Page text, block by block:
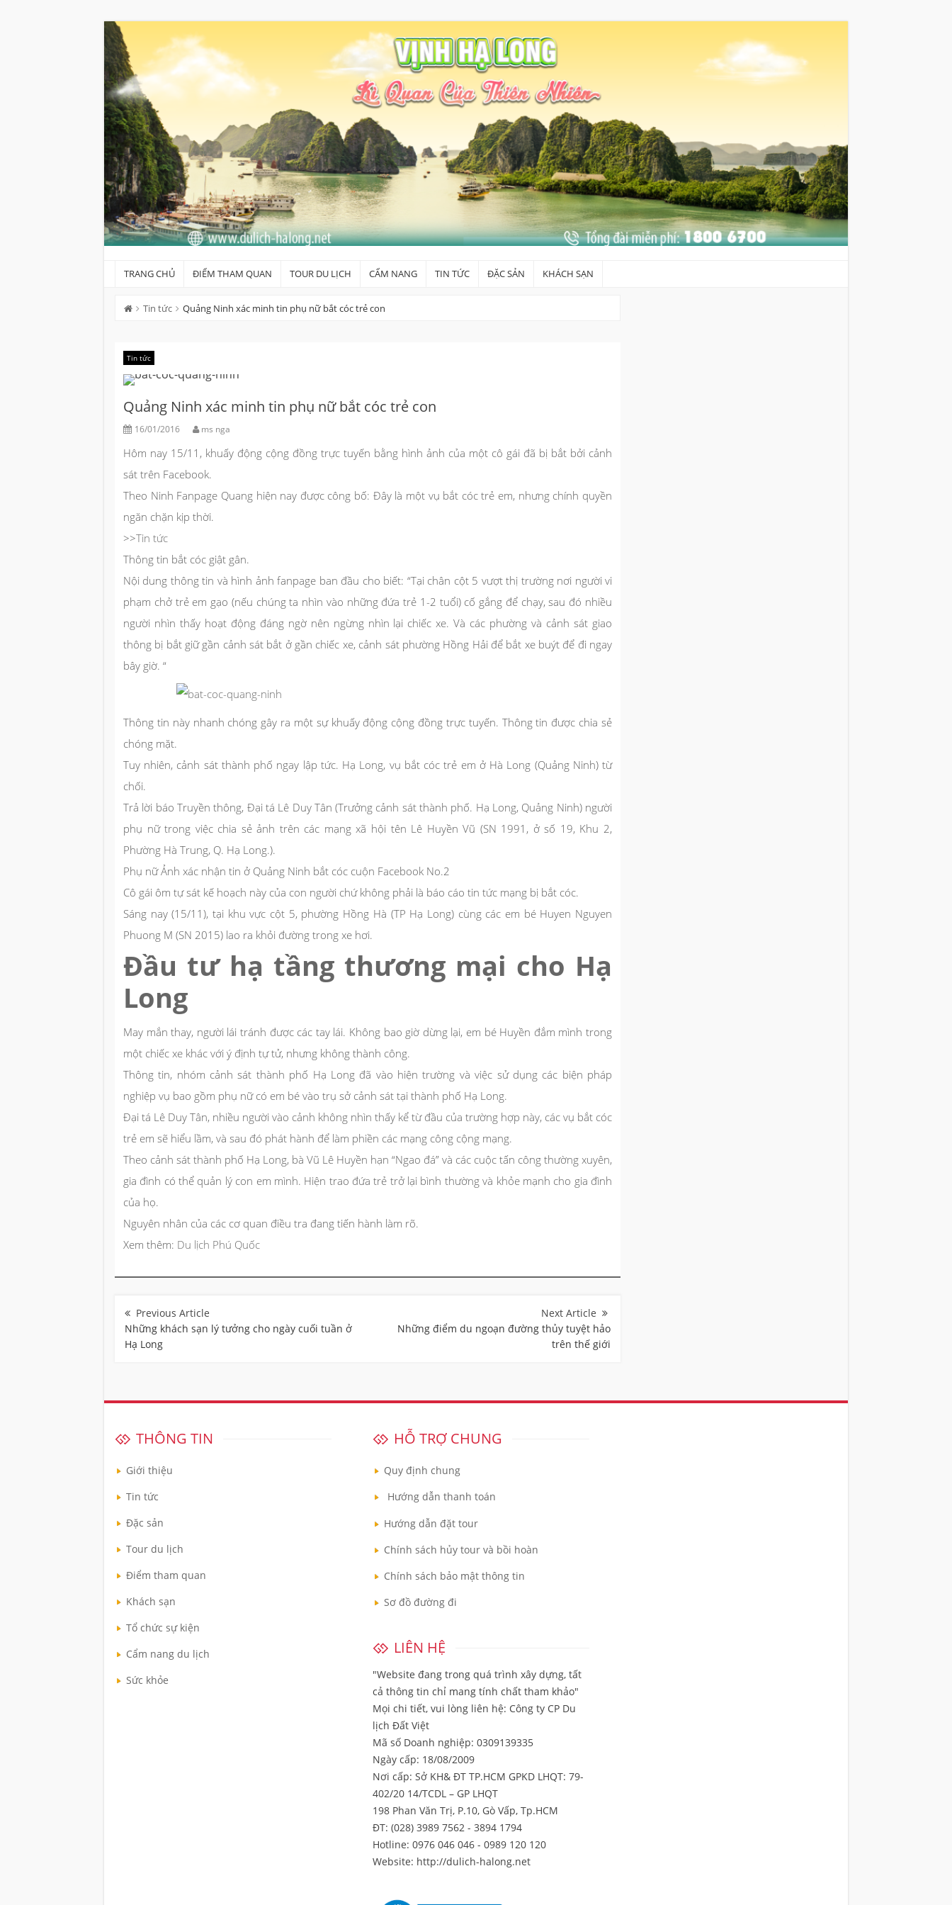
Skip
to
content
TRANG CHỦ ĐIỂM THAM QUAN TOUR DU LỊCH CẨM NANG TIN TỨC ĐẶC SẢN KHÁCH SẠN
Tin tức Quảng Ninh xác minh tin phụ nữ bắt cóc trẻ con
Tin tức
Quảng Ninh xác minh tin phụ nữ bắt cóc trẻ con
16/01/2016 ms nga
Hôm nay 15/11, khuấy động cộng đồng trực tuyến bằng hình ảnh của một cô gái đã bị bắt bởi cảnh
sát trên Facebook.
Theo Ninh Fanpage Quang hiện nay được công bố: Đây là một vụ bắt cóc trẻ em, nhưng chính quyền
ngăn chặn kịp thời.
>>Tin tức
Thông tin bắt cóc giật gân.
Nội dung thông tin và hình ảnh fanpage ban đầu cho biết: “Tại chân cột 5 vượt thị trường nơi người vi
phạm chở trẻ em gạo (nếu chúng ta nhìn vào những đứa trẻ 1-2 tuổi) cố gắng để chạy, sau đó nhiều
người nhìn thấy hoạt động đáng ngờ nên ngừng nhìn lại chiếc xe. Và các phường và cảnh sát giao
thông bị bắt giữ gần cảnh sát bắt ở gần chiếc xe, cảnh sát phường Hồng Hải để bắt xe buýt để đi ngay
bây giờ. “
Thông tin này nhanh chóng gây ra một sự khuấy động cộng đồng trực tuyến. Thông tin được chia sẻ
chóng mặt.
Tuy nhiên, cảnh sát thành phố ngay lập tức. Hạ Long, vụ bắt cóc trẻ em ở Hà Long (Quảng Ninh) từ
chối.
Trả lời báo Truyền thông, Đại tá Lê Duy Tân (Trưởng cảnh sát thành phố. Hạ Long, Quảng Ninh) người
phụ nữ trong việc chia sẻ ảnh trên các mạng xã hội tên Lê Huyền Vũ (SN 1991, ở số 19, Khu 2,
Phường Hà Trung, Q. Hạ Long.).
Phụ nữ Ảnh xác nhận tin ở Quảng Ninh bắt cóc cuộn Facebook No.2
Cô gái ôm tự sát kế hoạch này của con người chứ không phải là báo cáo tin tức mạng bị bắt cóc.
Sáng nay (15/11), tại khu vực cột 5, phường Hồng Hà (TP Hạ Long) cùng các em bé Huyen Nguyen
Phuong M (SN 2015) lao ra khỏi đường trong xe hơi.
Đầu tư hạ tầng thương mại cho Hạ
Long
May mắn thay, người lái tránh được các tay lái. Không bao giờ dừng lại, em bé Huyền đắm mình trong
một chiếc xe khác với ý định tự tử, nhưng không thành công.
Thông tin, nhóm cảnh sát thành phố Hạ Long đã vào hiện trường và việc sử dụng các biện pháp
nghiệp vụ bao gồm phụ nữ có em bé vào trụ sở cảnh sát tại thành phố Hạ Long.
Đại tá Lê Duy Tân, nhiều người vào cảnh không nhìn thấy kể từ đầu của trường hợp này, các vụ bắt cóc
trẻ em sẽ hiểu lầm, và sau đó phát hành để làm phiền các mạng công cộng mạng.
Theo cảnh sát thành phố Hạ Long, bà Vũ Lê Huyền hạn “Ngao đá” và các cuộc tấn công thường xuyên,
gia đình có thể quản lý con em mình. Hiện trao đứa trẻ trở lại bình thường và khỏe mạnh cho gia đình
của họ.
Nguyên nhân của các cơ quan điều tra đang tiến hành làm rõ.
Xem thêm: Du lịch Phú Quốc
hướng
bài
viếtNhững khách sạn lý tưởng cho ngày cuối tuần ở
Hạ Long
Những điểm du ngoạn đường thủy tuyệt hảo
trên thế giới
THÔNG TIN
Giới thiệu
Tin tức
Đặc sản
Tour du lịch
Điểm tham quan
Khách sạn
Tổ chức sự kiện
Cẩm nang du lịch
Sức khỏe
HỖ TRỢ CHUNG
Quy định chung
Hướng dẫn thanh toán
Hướng dẫn đặt tour
Chính sách hủy tour và bồi hoàn
Chính sách bảo mật thông tin
Sơ đồ đường đi
LIÊN HỆ
"Website đang trong quá trình xây dựng, tất
cả thông tin chỉ mang tính chất tham khảo"
Mọi chi tiết, vui lòng liên hệ: Công ty CP Du
lịch Đất Việt
Mã số Doanh nghiệp: 0309139335
Ngày cấp: 18/08/2009
Nơi cấp: Sở KH& ĐT TP.HCM GPKD LHQT: 79-
402/20 14/TCDL – GP LHQT
198 Phan Văn Trị, P.10, Gò Vấp, Tp.HCM
ĐT: (028) 3989 7562 - 3894 1794
Hotline: 0976 046 046 - 0989 120 120
Website: http://dulich-halong.net